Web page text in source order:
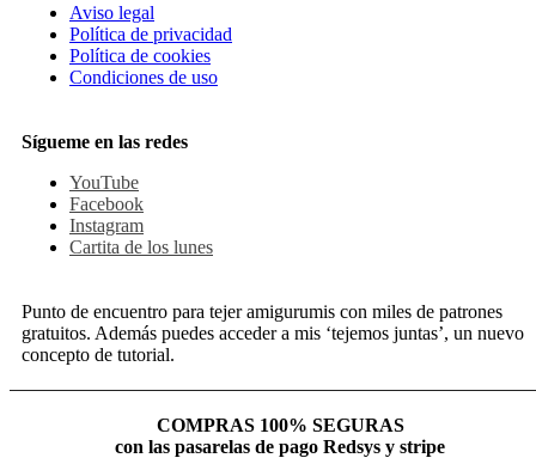
Aviso legal
Política de privacidad
Política de cookies
Condiciones de uso
Sígueme en las redes
YouTube
Facebook
Instagram
Cartita de los lunes
Punto de encuentro para tejer amigurumis con miles de patrones
gratuitos. Además puedes acceder a mis ‘tejemos juntas’, un nuevo
concepto de tutorial.
COMPRAS 100% SEGURAS
con las pasarelas de pago Redsys y stripe